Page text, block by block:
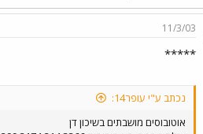
11/3/03
*****
נכתב ע"י עופר14:
אוטובוסים מושבתים בשיכון דן